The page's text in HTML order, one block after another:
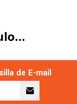
de E-mail